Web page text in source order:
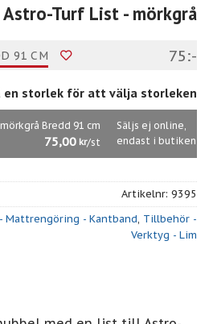
Astro-Turf List - mörkgrå
91 CM 75:-
en storlek för att välja storleken
mörkgrå Bredd 91 cm
75,00 kr/st
Säljs ej online,
endast i butiken
Artikelnr: 9395
Mattrengöring - Kantband, Tillbehör -
Verktyg - Lim